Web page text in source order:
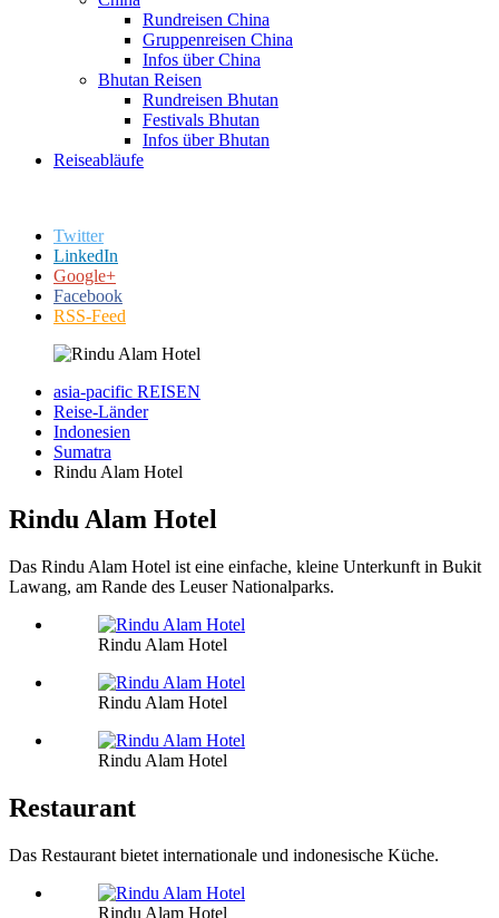
Rundreisen China
Gruppenreisen China
Infos über China
Bhutan Reisen
Rundreisen Bhutan
Festivals Bhutan
Infos über Bhutan
Reiseabläufe
Twitter
LinkedIn
Google+
Facebook
RSS-Feed
asia-pacific REISEN
Reise-Länder
Indonesien
Sumatra
Rindu Alam Hotel
Rindu Alam Hotel
Das Rindu Alam Hotel ist eine einfache, kleine Unterkunft in Bukit
Lawang, am Rande des Leuser Nationalparks.
Rindu Alam Hotel
Rindu Alam Hotel
Rindu Alam Hotel
Restaurant
Das Restaurant bietet internationale und indonesische Küche.
Rindu Alam Hotel